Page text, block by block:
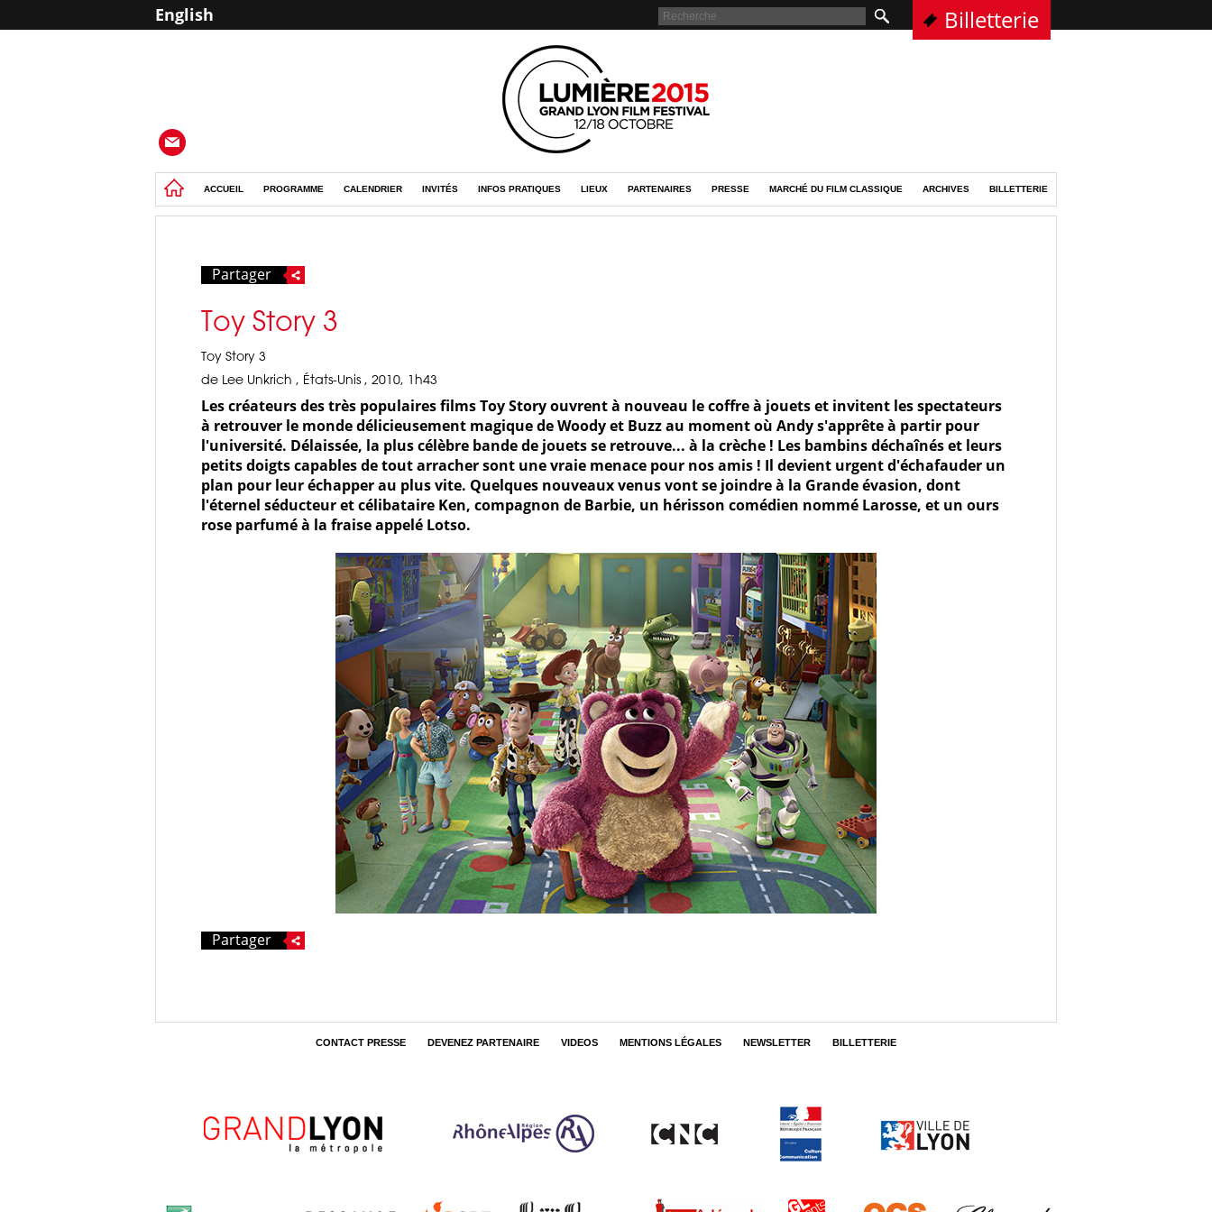
English Billetterie
ACCUEIL PROGRAMME CALENDRIER INVITÉS INFOS PRATIQUES LIEUX PARTENAIRES PRESSE MARCHÉ DU FILM CLASSIQUE ARCHIVES BILLETTERIE
Partager
Toy Story 3
Toy Story 3
de Lee Unkrich , États-Unis , 2010, 1h43
Les créateurs des très populaires films Toy Story ouvrent à nouveau le coffre à jouets et invitent les spectateurs
à retrouver le monde délicieusement magique de Woody et Buzz au moment où Andy s'apprête à partir pour
l'université. Délaissée, la plus célèbre bande de jouets se retrouve... à la crèche ! Les bambins déchaînés et leurs
petits doigts capables de tout arracher sont une vraie menace pour nos amis ! Il devient urgent d'échafauder un
plan pour leur échapper au plus vite. Quelques nouveaux venus vont se joindre à la Grande évasion, dont
l'éternel séducteur et célibataire Ken, compagnon de Barbie, un hérisson comédien nommé Larosse, et un ours
rose parfumé à la fraise appelé Lotso.
Partager
CONTACT PRESSE DEVENEZ PARTENAIRE VIDEOS MENTIONS LÉGALES NEWSLETTER BILLETTERIE